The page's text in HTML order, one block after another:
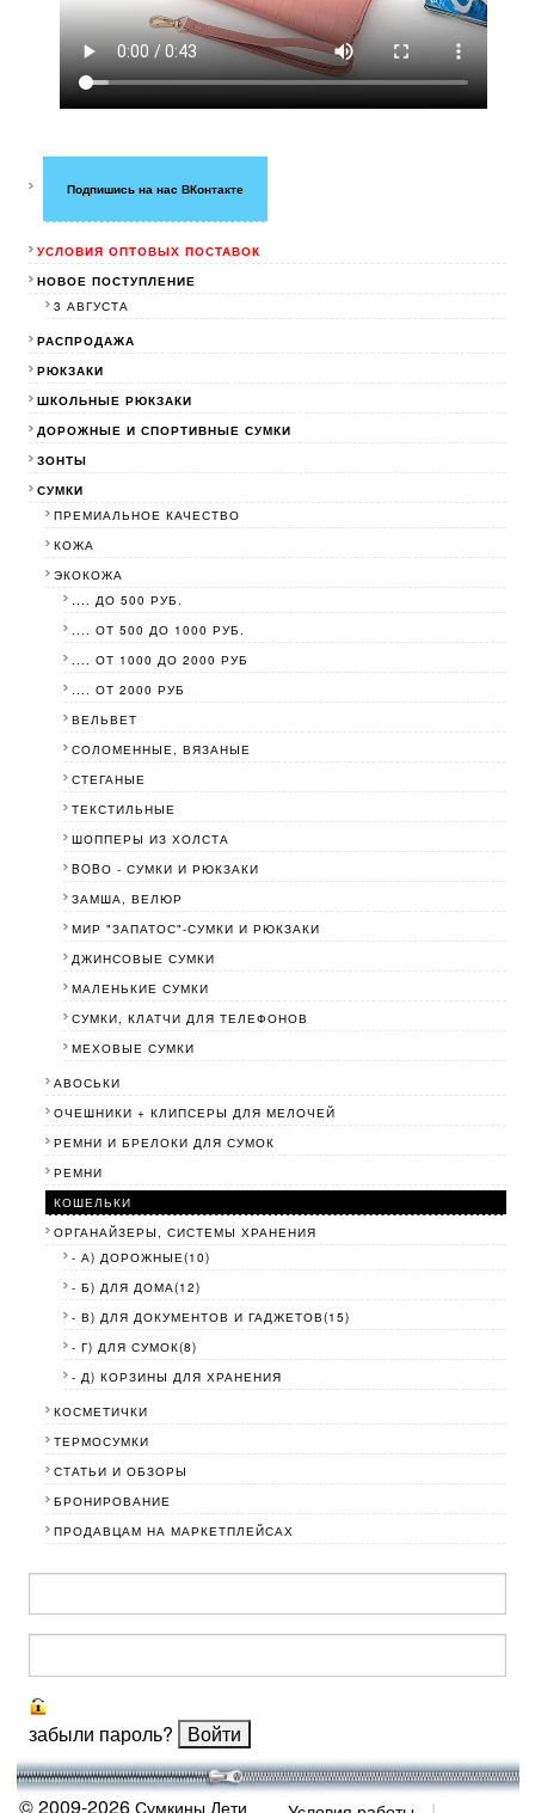
Подпишись на нас ВКонтакте
УСЛОВИЯ ОПТОВЫХ ПОСТАВОК
НОВОЕ ПОСТУПЛЕНИЕ
3 АВГУСТА
РАСПРОДАЖА
РЮКЗАКИ
ШКОЛЬНЫЕ РЮКЗАКИ
ДОРОЖНЫЕ И СПОРТИВНЫЕ СУМКИ
ЗОНТЫ
СУМКИ
ПРЕМИАЛЬНОЕ КАЧЕСТВО
КОЖА
ЭКОКОЖА
.... ДО 500 РУБ.
.... ОТ 500 ДО 1000 РУБ.
.... ОТ 1000 ДО 2000 РУБ
.... ОТ 2000 РУБ
ВЕЛЬВЕТ
СОЛОМЕННЫЕ, ВЯЗАНЫЕ
СТЕГАНЫЕ
ТЕКСТИЛЬНЫЕ
ШОППЕРЫ ИЗ ХОЛСТА
BOBО - СУМКИ И РЮКЗАКИ
ЗАМША, ВЕЛЮР
МИР "ЗАПАТОС"-СУМКИ И РЮКЗАКИ
ДЖИНСОВЫЕ СУМКИ
МАЛЕНЬКИЕ СУМКИ
СУМКИ, КЛАТЧИ ДЛЯ ТЕЛЕФОНОВ
МЕХОВЫЕ СУМКИ
АВОСЬКИ
ОЧЕШНИКИ + КЛИПСЕРЫ ДЛЯ МЕЛОЧЕЙ
РЕМНИ И БРЕЛОКИ ДЛЯ СУМОК
РЕМНИ
КОШЕЛЬКИ
ОРГАНАЙЗЕРЫ, СИСТЕМЫ ХРАНЕНИЯ
- А) ДОРОЖНЫЕ(10)
- Б) ДЛЯ ДОМА(12)
- В) ДЛЯ ДОКУМЕНТОВ И ГАДЖЕТОВ(15)
- Г) ДЛЯ СУМОК(8)
- Д) КОРЗИНЫ ДЛЯ ХРАНЕНИЯ
КОСМЕТИЧКИ
ТЕРМОСУМКИ
СТАТЬИ И ОБЗОРЫ
БРОНИРОВАНИЕ
ПРОДАВЦАМ НА МАРКЕТПЛЕЙСАХ
забыли пароль?
© 2009-2026 Сумкины Дети